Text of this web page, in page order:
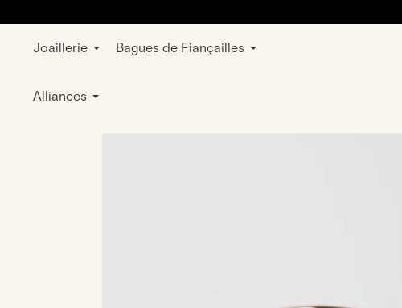
Joaillerie Bagues de Fiançailles
Alliances